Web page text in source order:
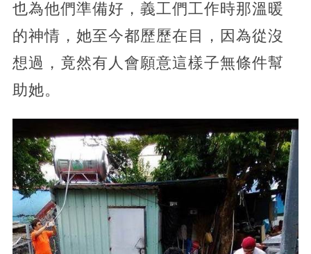
也為他們準備好，義工們工作時那溫暖
的神情，她至今都歷歷在目，因為從沒
想過，竟然有人會願意這樣子無條件幫
助她。